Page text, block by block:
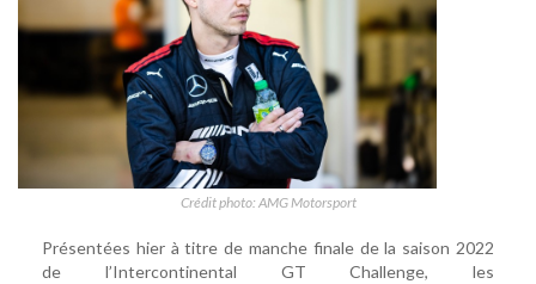
Crédit photo: AMG Motorsport
Présentées hier à titre de manche finale de la saison 2022
de l’Intercontinental GT Challenge, les